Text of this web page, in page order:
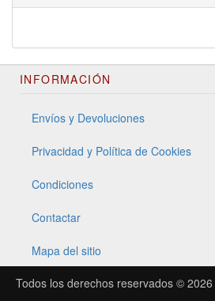
INFORMACIÓN
Envíos y Devoluciones
Privacidad y Política de Cookies
Condiciones
Contactar
Mapa del sitio
Todos los derechos reservados © 2026